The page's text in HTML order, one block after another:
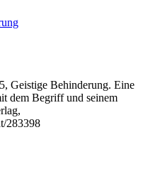
Geistige Behinderung. Eine
dem Begriff und seinem
283398